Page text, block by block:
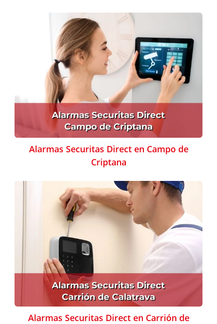
Alarmas Securitas Direct en Campo de
Criptana
Alarmas Securitas Direct en Carrión de